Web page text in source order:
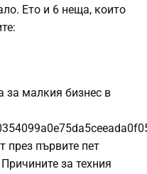
Ето и 6 неща, които
за малкия бизнес в
през първите пет
за техния